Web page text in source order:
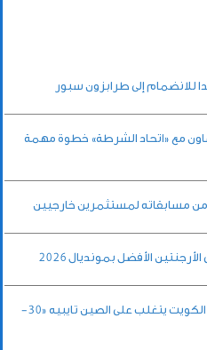
إلى طرابزون سبور
مع «اتحاد الشرطة» خطوة مهمة
مسابقاته لمستثمرين خارجيين
الأفضل بمونديال 2026
«يد آسيا للشباب 2026».. منتخب الكويت يتغلب على الصين تايبيه «30-